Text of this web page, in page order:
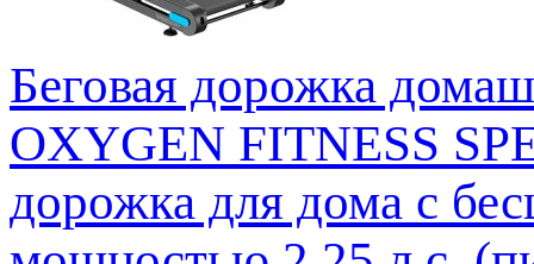
Беговая дорожка
OXYGEN FITNESS
дорожка для дома с